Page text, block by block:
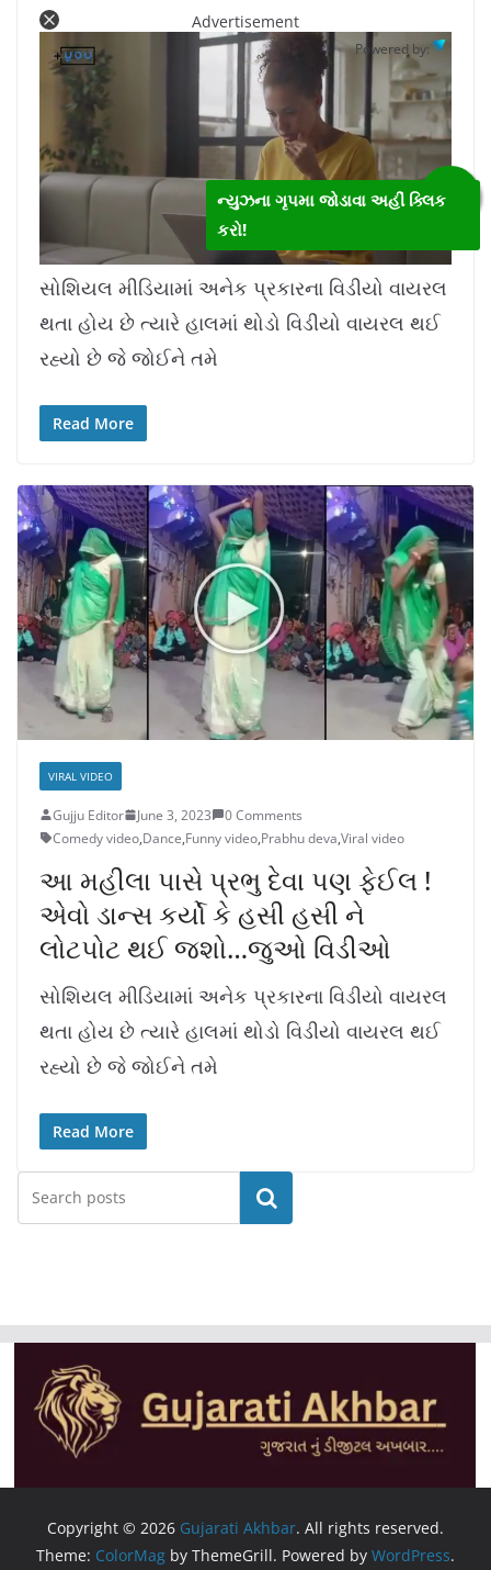
Advertisement
Powered by:
n
L
d
e
:
1
સોશિયલ મીડિયામાં અનેક પ્રકારના વિડીયો વાયરલ
થતા હોય છે ત્યારે હાલમાં થોડો વિડીયો વાયરલ થઈ
રહ્યો છે જે જોઈને તમે
Read More
VIRAL VIDEO
Gujju Editor June 3, 2023
0 Comments
Comedy video,Dance,Funny video,Prabhu deva,Viral video
આ મહીલા પાસે પ્રભુ દેવા પણ ફેઈલ !
એવો ડાન્સ કર્યો કે હસી હસી ને
લોટપોટ થઈ જશો…જુઓ વિડીઓ
સોશિયલ મીડિયામાં અનેક પ્રકારના વિડીયો વાયરલ
થતા હોય છે ત્યારે હાલમાં થોડો વિડીયો વાયરલ થઈ
રહ્યો છે જે જોઈને તમે
Read More
Search
Copyright © 2026 Gujarati Akhbar. All rights reserved.
Theme: ColorMag by ThemeGrill. Powered by WordPress.
ન્યુઝના ગૃપમા જોડાવા અહીં ક્લિક
કરો!